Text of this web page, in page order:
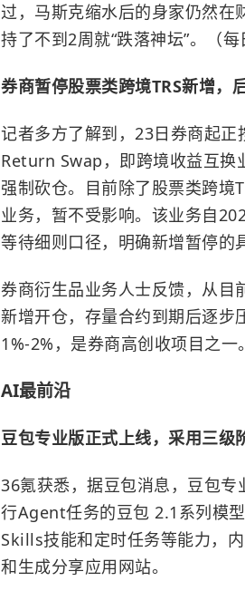
过，马斯克缩水后的身家仍然在
持了不到2周就“跌落神坛”。（每
券商暂停股票类跨境TRS新增，
记者多方了解到，23日券商起
Return Swap，即跨境收益互换
强制砍仓。目前除了股票类跨境
业务，暂不受影响。该业务自
等待细则口径，明确新增暂停的
券商衍生品业务人士反馈，从目
新增开仓，存量合约到期后逐步
1%-2%，是券商高创收项目之一
AI最前沿
豆包专业版正式上线，采用三级
36氪获悉，据豆包消息，豆包
行Agent任务的豆包 2.1系列模
Skills技能和定时任务等能力，
和生成分享应用网站。